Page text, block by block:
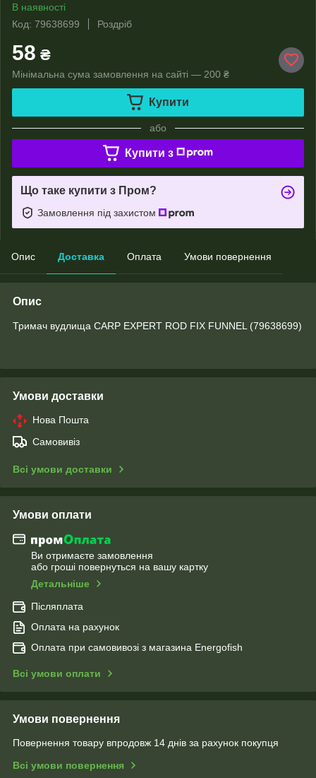
В наявності
Код: 79638699
Роздріб
58 ₴
Мінімальна сума замовлення на сайті — 200 ₴
Купити
або
Купити з
Що таке купити з Пром?
Замовлення під захистом
Опис Доставка Оплата Умови повернення
Опис
Тримач вудлища CARP EXPERT ROD FIX FUNNEL (79638699)
Умови доставки
Нова Пошта
Самовивіз
Всі умови доставки
Умови оплати
Ви отримаєте замовлення
або гроші повернуться на вашу картку
Детальніше
Післяплата
Оплата на рахунок
Оплата при самовивозі з магазина Energofish
Всі умови оплати
Умови повернення
Повернення товару впродовж 14 днів за рахунок покупця
Всі умови повернення